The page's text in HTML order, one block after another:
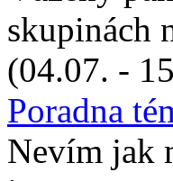
skupinách
(04.07. -
Poradna
Nevím jak